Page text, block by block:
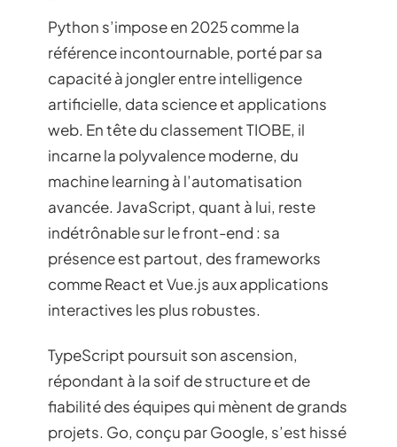
Python s’impose en 2025 comme la
référence incontournable, porté par sa
capacité à jongler entre intelligence
artificielle, data science et applications
web. En tête du classement TIOBE, il
incarne la polyvalence moderne, du
machine learning à l’automatisation
avancée. JavaScript, quant à lui, reste
indétrônable sur le front-end : sa
présence est partout, des frameworks
comme React et Vue.js aux applications
interactives les plus robustes.
TypeScript poursuit son ascension,
répondant à la soif de structure et de
fiabilité des équipes qui mènent de grands
projets. Go, conçu par Google, s’est hissé